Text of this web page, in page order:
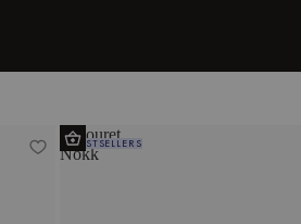
Tabouret
Nokk
BESTSELLERS